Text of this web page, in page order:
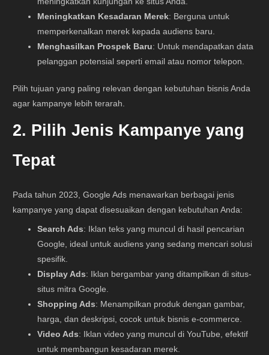
Meningkatkan Kesadaran Merek: Berguna untuk
memperkenalkan merek kepada audiens baru.
Menghasilkan Prospek Baru: Untuk mendapatkan data
pelanggan potensial seperti email atau nomor telepon.
Pilih tujuan yang paling relevan dengan kebutuhan bisnis Anda
agar kampanye lebih terarah.
2. Pilih Jenis Kampanye yang
Tepat
Pada tahun 2023, Google Ads menawarkan berbagai jenis
kampanye yang dapat disesuaikan dengan kebutuhan Anda:
Search Ads: Iklan teks yang muncul di hasil pencarian
Google, ideal untuk audiens yang sedang mencari solusi
spesifik.
Display Ads: Iklan bergambar yang ditampilkan di situs-
situs mitra Google.
Shopping Ads: Menampilkan produk dengan gambar,
harga, dan deskripsi, cocok untuk bisnis e-commerce.
Video Ads: Iklan video yang muncul di YouTube, efektif
untuk membangun kesadaran merek.